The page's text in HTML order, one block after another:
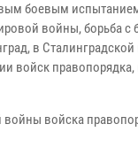
боевым
войны, борьба
в
войск
войска